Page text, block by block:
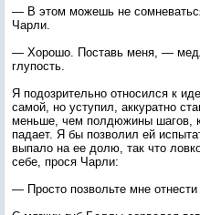
— В этом можешь не
Чарли.
— Хорошо. Поставь меня, —
глупость.
Я подозрительно относился к
самой, но уступил, аккуратно
меньше, чем полдюжины шагов,
падает. Я бы позволил ей
выпало на ее долю, так что
себе, прося Чарли:
— Просто позвольте мне